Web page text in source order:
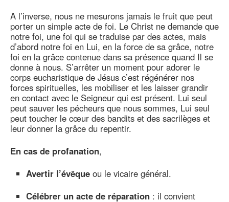
A l’inverse, nous ne mesurons jamais le fruit que peut
porter un simple acte de foi. Le Christ ne demande que
notre foi, une foi qui se traduise par des actes, mais
d’abord notre foi en Lui, en la force de sa grâce, notre
foi en la grâce contenue dans sa présence quand Il se
donne à nous. S’arrêter un moment pour adorer le
corps eucharistique de Jésus c’est régénérer nos
forces spirituelles, les mobiliser et les laisser grandir
en contact avec le Seigneur qui est présent. Lui seul
peut sauver les pécheurs que nous sommes, Lui seul
peut toucher le cœur des bandits et des sacrilèges et
leur donner la grâce du repentir.
En cas de profanation,
Avertir l’évêque ou le vicaire général.
Célébrer un acte de réparation : il convient